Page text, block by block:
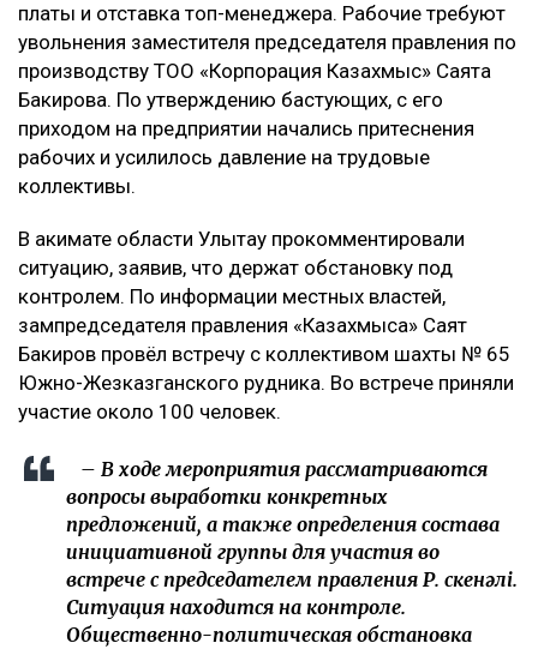
платы и отставка топ-менеджера. Рабочие требуют
увольнения заместителя председателя правления по
производству ТОО «Корпорация Казахмыс» Саята
Бакирова. По утверждению бастующих, с его
приходом на предприятии начались притеснения
рабочих и усилилось давление на трудовые
коллективы.
В акимате области Улытау прокомментировали
ситуацию, заявив, что держат обстановку под
контролем. По информации местных властей,
зампредседателя правления «Казахмыса» Саят
Бакиров провёл встречу с коллективом шахты № 65
Южно-Жезказганского рудника. Во встрече приняли
участие около 100 человек.
– В ходе мероприятия рассматриваются
вопросы выработки конкретных
предложений, а также определения состава
инициативной группы для участия во
встрече с председателем правления Р. Өскенәлі.
Ситуация находится на контроле.
Общественно-политическая обстановка